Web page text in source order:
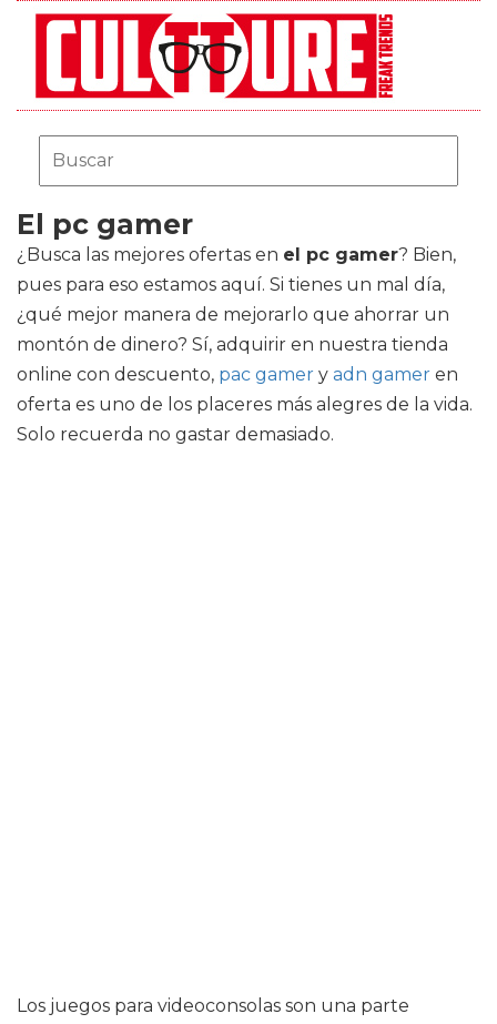
El pc gamer
¿Busca las mejores ofertas en el pc gamer? Bien,
pues para eso estamos aquí. Si tienes un mal día,
¿qué mejor manera de mejorarlo que ahorrar un
montón de dinero? Sí, adquirir en nuestra tienda
online con descuento, pac gamer y adn gamer en
oferta es uno de los placeres más alegres de la vida.
Solo recuerda no gastar demasiado.
Los juegos para videoconsolas son una parte